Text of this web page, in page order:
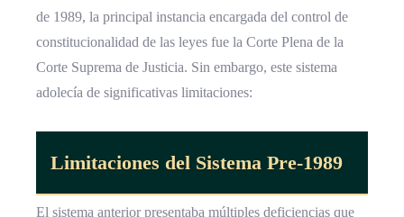
de 1989, la principal instancia encargada del control de
constitucionalidad de las leyes fue la Corte Plena de la
Corte Suprema de Justicia. Sin embargo, este sistema
adolecía de significativas limitaciones:
Limitaciones del Sistema Pre-1989
El sistema anterior presentaba múltiples deficiencias que